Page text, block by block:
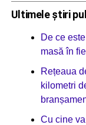
Ultimele știri
De ce
masă în
Rețeaua
kilometri
Cu cine